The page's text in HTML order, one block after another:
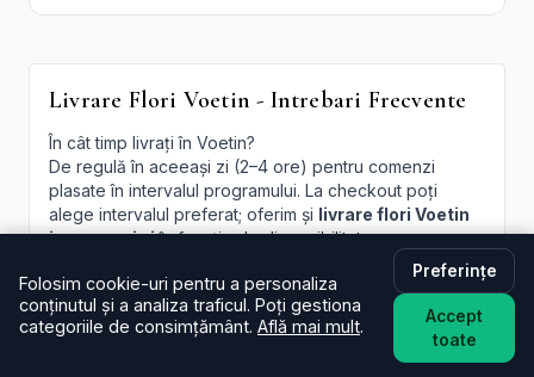
Livrare Flori Voetin - Intrebari Frecvente
În cât timp livrați în Voetin?
De regulă în aceeași zi (2–4 ore) pentru comenzi
plasate în intervalul programului. La checkout poți
alege intervalul preferat; oferim și livrare flori Voetin
in aceeasi ziîn funcție de disponibilitate.
Este livrarea de flori la domiciliu în Voetin disponibilă și
sâmbăta?
Da, în majoritatea cazurilor livrăm și sâmbăta. În
perioade aglomerate pot exista sloturi limitate, afișate
Folosim cookie-uri pentru a personaliza
conținutul și a analiza traficul. Poți gestiona
categoriile de consimțământ. Află mai mult.
Preferințe
Accept
toate